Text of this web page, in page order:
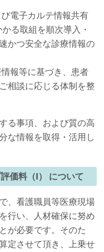
電子カルテ情報共有
る取組を順次導入・
かつ安全な診療情報の
報等に基づき、患者
相談に応じる体制を整
る事項、および質の高
な情報を取得・活用し
価料（Ⅰ） について
、看護職員等医療現場
行い、人材確保に努め
が必要です。そのた
定させて頂き、上乗せ